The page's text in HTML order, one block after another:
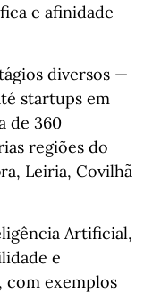
e afinidade
diversos —
startups em
de 360
regiões do
Leiria, Covilhã
Artificial,
e
com exemplos